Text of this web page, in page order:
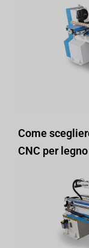
Come
CNC per legno